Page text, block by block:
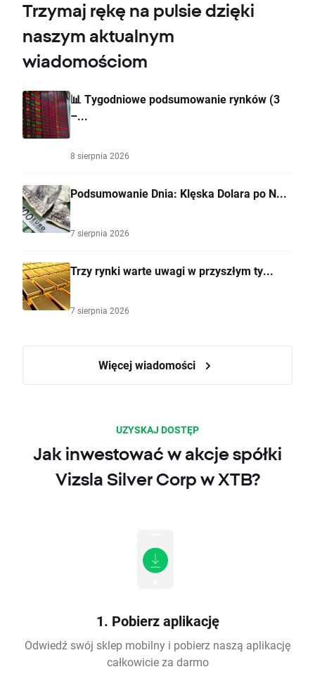
Trzymaj rękę na pulsie dzięki
naszym aktualnym
wiadomościom
📊 Tygodniowe podsumowanie rynków (3
–...
8 sierpnia 2026
Podsumowanie Dnia: Klęska Dolara po N...
7 sierpnia 2026
Trzy rynki warte uwagi w przyszłym ty...
7 sierpnia 2026
Więcej wiadomości
UZYSKAJ DOSTĘP
Jak inwestować w akcje spółki
Vizsla Silver Corp w XTB?
1. Pobierz aplikację
Odwiedź swój sklep mobilny i pobierz naszą aplikację
całkowicie za darmo